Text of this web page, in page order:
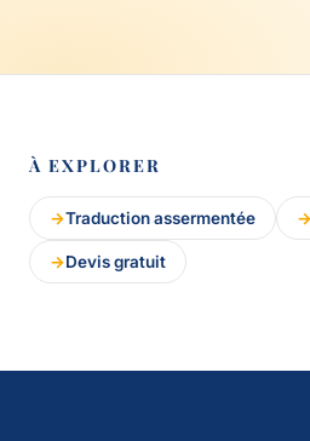
À EXPLORER
Traduction assermentée
Devis gratuit